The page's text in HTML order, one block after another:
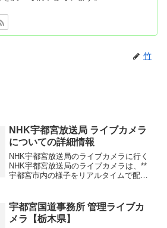
竹
NHK宇都宮放送局 ライブカメラ
についての詳細情報
NHK宇都宮放送局のライブカメラに行く
NHK宇都宮放送局のライブカメラは、**
宇都宮市内の様子をリアルタイムで配信
みを映し出し、地元の人々や観光客に役
立つ情報を提供し...
宇都宮国道事務所 管理ライブカ
メラ【栃木県】